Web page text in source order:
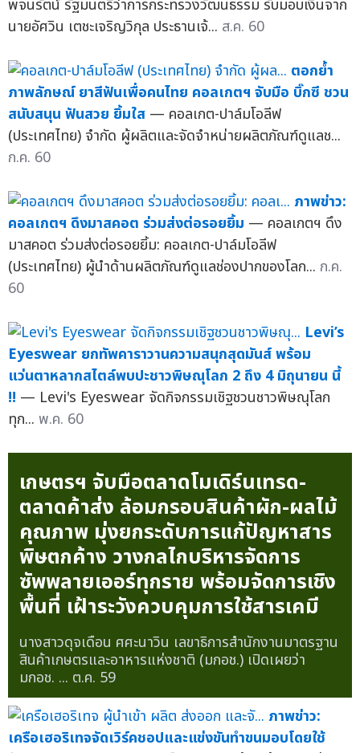
พจนรัตน์ รัฐมนตรีว่าการกระทรวงวัฒนธรรม รับมอบเงินจาก
นายอัศวิน เตชะเจริญวิกุล ประธานเจ้... ส.ค. 60
ตอกย้ำ
ภาพลักษณ์ ยาสีฟันเพื่อคนไทย คอลเกตฯ จับมือ บิ๊กซี ชวน
สนับสนุน ฟันสวย ยิ้มใส — คอลเกต-ปาล์มโอลีฟ
(ประเทศไทย) จำกัด ผู้ผลิตและจัดจำหน่ายผลิตภัณฑ์ดูแลช...
ก.ค. 60
ภาพข่าว:
คอลเกตฯ ดึงมาสคอต ร่วมส่งต่อรอยยิ้ม — คอลเกตฯ ดึง
มาสคอต ร่วมส่งต่อรอยยิ้ม: คอลเกต-ปาล์มโอลีฟ
(ประเทศไทย) ผู้นำด้านผลิตภัณฑ์ดูแลช่องปากของโลก... ก.ค.
60
Levi’s
Eyeswear ยกทัพคาราวานความสนุกสุดมันส์ พร้อม
แว่นตาหลากสไตล์พบปะชาวพิษณุโลก 2 ถึง 4 มิถุนายน นี้
!! — Levi's Eyeswear จัดกิจกรรมเชิฐชวนชาวพิษณุโลก
ทุก... พ.ค. 60
เกษตรฯ จับมือตลาดโมเดิร์นเทรด-
ตลาดค้าส่ง ล้อมกรอบสินค้าผัก-ผลไม้
คุณภาพ มุ่งยกระดับการแก้ปัญหาสาร
พิษตกค้าง วางกลไกบริหารจัดการ
ซัพพลายเออร์ทุกราย พร้อมจัดการเชิง
พื้นที่ เฝ้าระวังควบคุมการใช้สารเคมี
นางสาวดุจเดือน ศศะนาวิน เลขาธิการสำนักงานมาตรฐาน
สินค้าเกษตรและอาหารแห่งชาติ (มกอช.) เปิดเผยว่า
มกอช. ... ต.ค. 59
ภาพข่าว:
เครือเฮอริเทจจัดเวิร์คชอปและแข่งขันทำขนมอบโดยใช้